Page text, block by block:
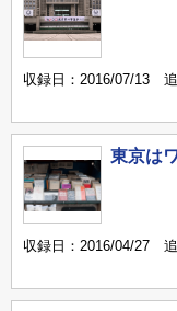
収録日：2016/07/13
東京は
収録日：2016/04/27